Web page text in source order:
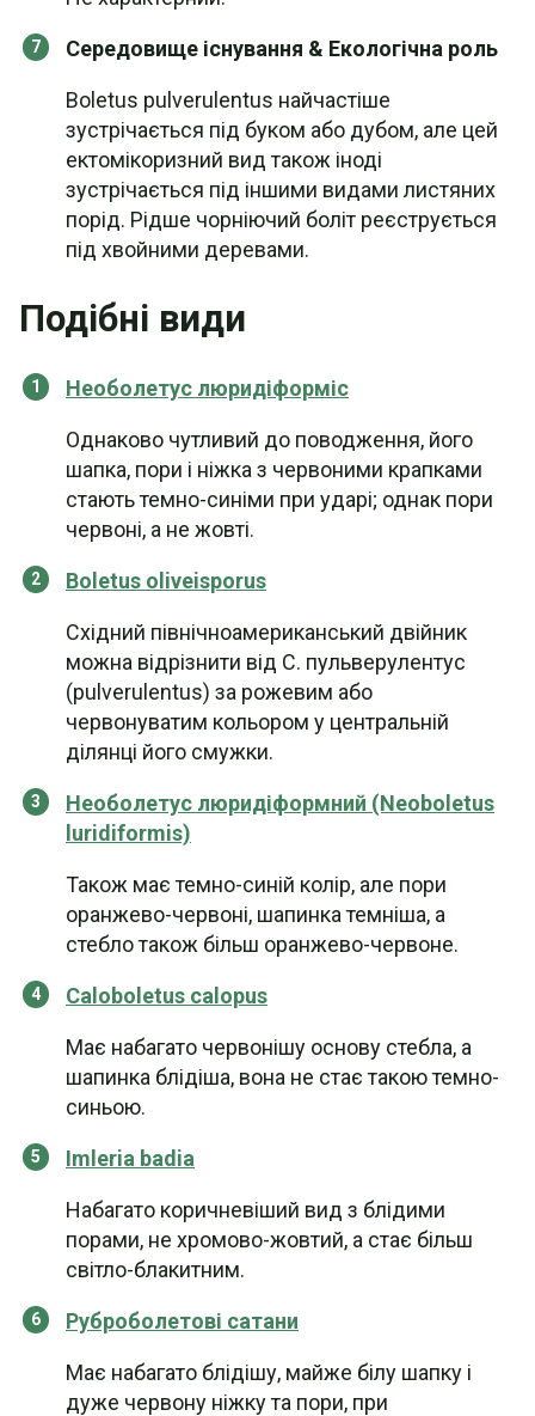
Середовище існування & Екологічна роль
Boletus pulverulentus найчастіше
зустрічається під буком або дубом, але цей
ектомікоризний вид також іноді
зустрічається під іншими видами листяних
порід. Рідше чорніючий боліт реєструється
під хвойними деревами.
Подібні види
Необолетус люридіформіс
Однаково чутливий до поводження, його
шапка, пори і ніжка з червоними крапками
стають темно-синіми при ударі; однак пори
червоні, а не жовті.
Boletus oliveisporus
Східний північноамериканський двійник
можна відрізнити від C. пульверулентус
(pulverulentus) за рожевим або
червонуватим кольором у центральній
ділянці його смужки.
Необолетус люридіформний (Neoboletus
luridiformis)
Також має темно-синій колір, але пори
оранжево-червоні, шапинка темніша, а
стебло також більш оранжево-червоне.
Caloboletus calopus
Має набагато червонішу основу стебла, а
шапинка блідіша, вона не стає такою темно-
синьою.
Imleria badia
Набагато коричневіший вид з блідими
порами, не хромово-жовтий, а стає більш
світло-блакитним.
Руброболетові сатани
Має набагато блідішу, майже білу шапку і
дуже червону ніжку та пори, при